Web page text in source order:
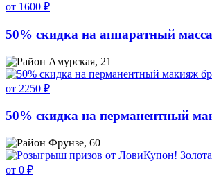
от 1600 ₽
50% скидка на аппаратный
Амурская, 21
от 2250 ₽
50% скидка на перманентный
Фрунзе, 60
от 0 ₽